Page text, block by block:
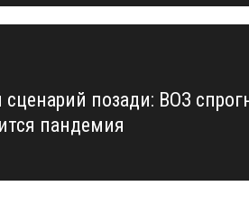
позади: ВОЗ
пандемия